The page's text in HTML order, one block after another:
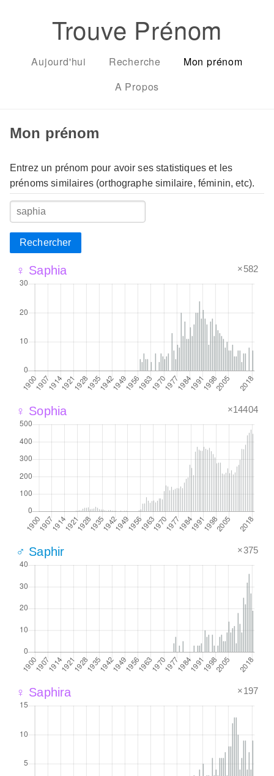
Trouve Prénom
Aujourd'hui Recherche
Mon prénom
A Propos
Mon prénom
Entrez un prénom pour avoir ses statistiques et les
prénoms similaires (orthographe similaire, féminin, etc).
Rechercher
♀ Saphia ×582
♀ Sophia ×14404
♂ Saphir ×375
♀ Saphira ×197